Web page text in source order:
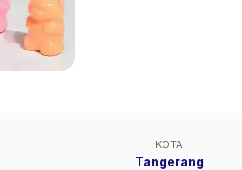
KOTA
Tangerang